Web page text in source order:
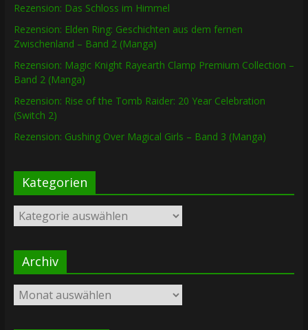
Rezension: Das Schloss im Himmel
Rezension: Elden Ring: Geschichten aus dem fernen
Zwischenland – Band 2 (Manga)
Rezension: Magic Knight Rayearth Clamp Premium Collection –
Band 2 (Manga)
Rezension: Rise of the Tomb Raider: 20 Year Celebration
(Switch 2)
Rezension: Gushing Over Magical Girls – Band 3 (Manga)
Kategorien
Kategorien
Archiv
Archiv